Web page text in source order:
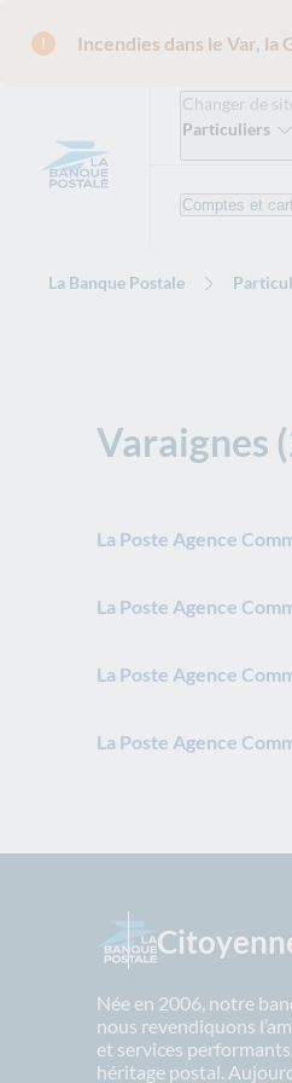
Incendies dans le Var, la
Changer de
Particuliers
Comptes et
La Banque Postale
Varaignes
La Poste Agence
La Poste Agence
La Poste Agence
La Poste Agence
Née en 2006, notre
nous revendiquons
et services
héritage postal.